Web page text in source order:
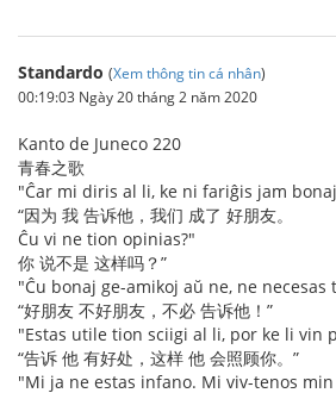
Standardo (Xem thông tin cá nhân)
00:19:03 Ngày 20 tháng 2 năm 2020
Kanto de Juneco 220
青春之歌
"Ĉar mi diris al li, ke ni fariĝis jam
“因为 我 告诉他，我们 成了 好朋友。
Ĉu vi ne tion opinias?"
你 说不是 这样吗？”
"Ĉu bonaj ge-amikoj aŭ ne, ne
“好朋友 不好朋友，不必 告诉他！”
"Estas utile tion sciigi al li, por ke li vin
“告诉 他 有好处，这样 他 会照顾你。”
"Mi ja ne estas infano. Mi viv-tenos